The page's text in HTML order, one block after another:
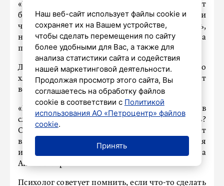
«Чтобы избежать усталости и апатии, стоит
быть внимательнее к себе и организму. Если
чувствуете недомогание или хотите отдохнуть,
не стоит это игнорировать», – рассказала
психолог «АиФ».
Для многих Новый год приносит немало
хлопот, но не стоит забывать, что он дает
возможность открыть новую страницу.
«Подумайте, чем бы вы хотели заняться в
следующем году? Что хотите запланировать?
Обдумывание целей на будущий год поможет
вам испытать приятное чувство предвкушения
и настроиться на позитивный лад», – рассказала
Анна Матари.
Психолог советует помнить, если что-то сделать
Наш веб-сайт использует файлы cookie и
сохраняет их на Вашем устройстве,
чтобы сделать перемещения по сайту
более удобными для Вас, а также для
анализа статистики сайта и содействия
нашей маркетинговой деятельности.
Продолжая просмотр этого сайта, Вы
соглашаетесь на обработку файлов
cookie в соответствии с Политикой
использования АО «Петроцентр» файлов
cookie.
Принять